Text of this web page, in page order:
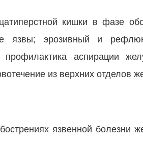
кишки в фазе
язвы; эрозивный и
профилактика аспирации
из верхних отделов
язвенной болезни